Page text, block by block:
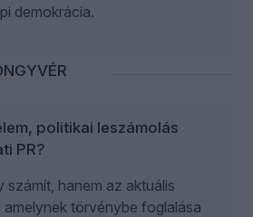
demokrácia.
politikai leszámolás
PR?
számít, hanem az aktuális
amelynek törvénybe foglalása